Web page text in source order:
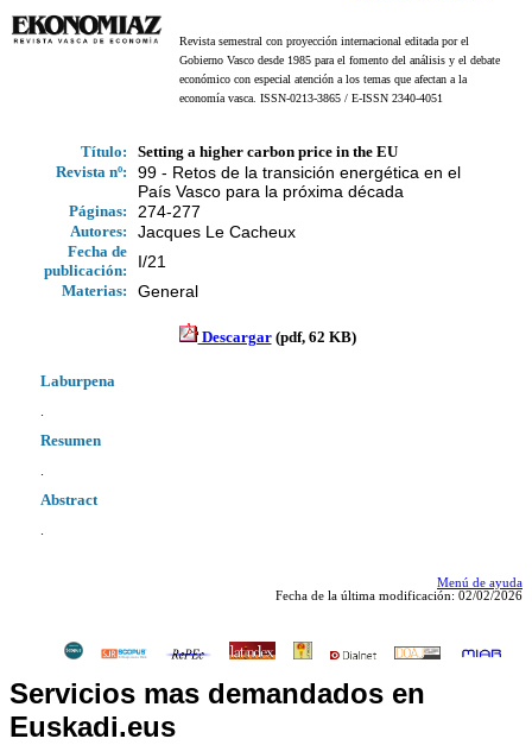
Revista semestral con proyección internacional editada por el
Gobierno Vasco desde 1985 para el fomento del análisis y el debate
económico con especial atención a los temas que afectan a la
economía vasca. ISSN-0213-3865 / E-ISSN 2340-4051
Título:
Setting a higher carbon price in the EU
Revista nº:
99 - Retos de la transición energética en el
País Vasco para la próxima década
Páginas: 274-277
Autores: Jacques Le Cacheux
Fecha de
publicación:
I/21
Materias: General
Descargar(pdf, 62 KB)
Laburpena
Resumen
Abstract
Menú de ayuda
Fecha de la última modificación: 02/02/2026
Servicios mas demandados en
Euskadi.eus